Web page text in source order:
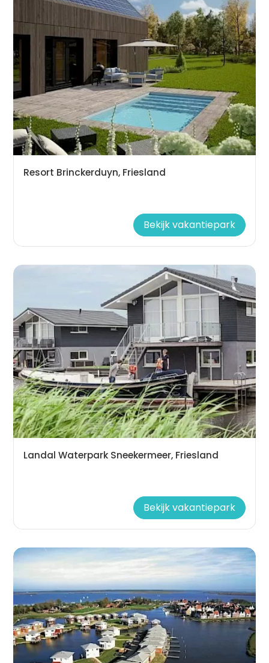
Resort Brinckerduyn, Friesland
Bekijk vakantiepark
Landal Waterpark Sneekermeer, Friesland
Bekijk vakantiepark